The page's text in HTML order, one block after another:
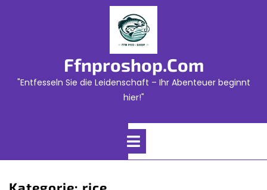
Ffnproshop.com
"Entfesseln Sie die Leidenschaft – Ihr Abenteuer beginnt
hier!"
Open